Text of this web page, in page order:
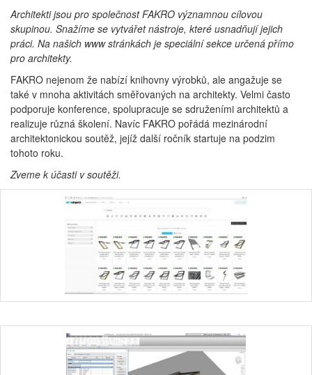
Architekti jsou pro společnost FAKRO významnou cílovou
skupinou. Snažíme se vytvářet nástroje, které usnadňují jejich
práci. Na našich www stránkách je speciální sekce určená přímo
pro architekty.
FAKRO nejenom že nabízí knihovny výrobků, ale angažuje se
také v mnoha aktivitách směřovaných na architekty. Velmi často
podporuje konference, spolupracuje se sdruženími architektů a
realizuje různá školení. Navíc FAKRO pořádá mezinárodní
architektonickou soutěž, jejíž další ročník startuje na podzim
tohoto roku.
Zveme k účasti v soutěži.